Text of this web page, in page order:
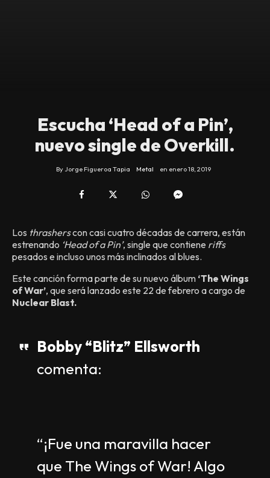
Escucha ‘Head of a Pin’,
nuevo single de Overkill.
By Jorge Figueroa Tapia Metal en enero 18, 2019
Los thrasherscon casi cuatro décadas de carrera, están
estrenando ‘Head of a Pin’, single que contiene riffs
pesados e incluso unos más inclinados al blues.
Este canción forma parte de su nuevo álbum ‘The Wings
of War’, que será lanzado este 22 de febrero a cargo de
Nuclear Blast.
Bobby “Blitz” Ellsworth
comenta:
“¡Fue una maravilla hacer
que The Wings of War! Algo